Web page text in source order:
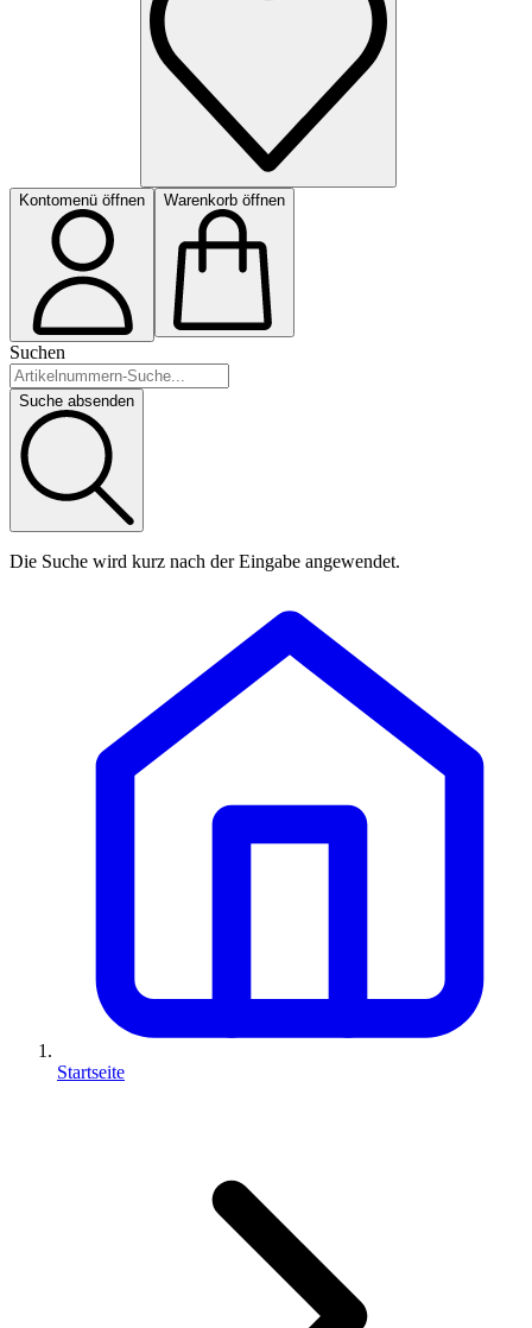
Kontomenü öffnen Warenkorb öffnen
Suchen
Suche absenden
Die Suche wird kurz nach der Eingabe angewendet.
Startseite